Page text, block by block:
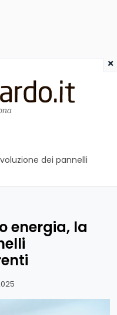
dei pannelli
energia, la
×